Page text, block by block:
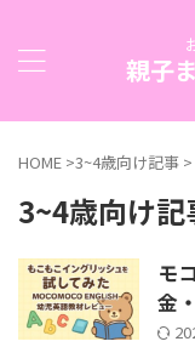
親子
HOME >3~4歳向け記事 >
3~4歳向け記
モ
金